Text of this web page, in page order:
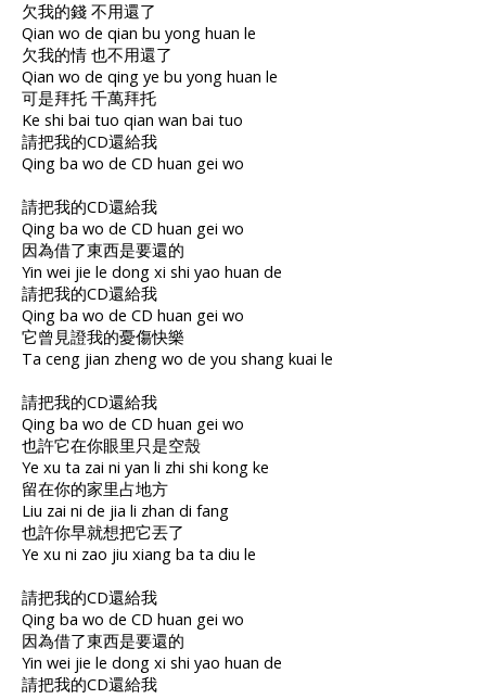
欠我的錢 不用還了
Qian wo de qian bu yong huan le
欠我的情 也不用還了
Qian wo de qing ye bu yong huan le
可是拜托 千萬拜托
Ke shi bai tuo qian wan bai tuo
請把我的CD還給我
Qing ba wo de CD huan gei wo
請把我的CD還給我
Qing ba wo de CD huan gei wo
因為借了東西是要還的
Yin wei jie le dong xi shi yao huan de
請把我的CD還給我
Qing ba wo de CD huan gei wo
它曾見證我的憂傷快樂
Ta ceng jian zheng wo de you shang kuai le
請把我的CD還給我
Qing ba wo de CD huan gei wo
也許它在你眼里只是空殼
Ye xu ta zai ni yan li zhi shi kong ke
留在你的家里占地方
Liu zai ni de jia li zhan di fang
也許你早就想把它丟了
Ye xu ni zao jiu xiang ba ta diu le
請把我的CD還給我
Qing ba wo de CD huan gei wo
因為借了東西是要還的
Yin wei jie le dong xi shi yao huan de
請把我的CD還給我